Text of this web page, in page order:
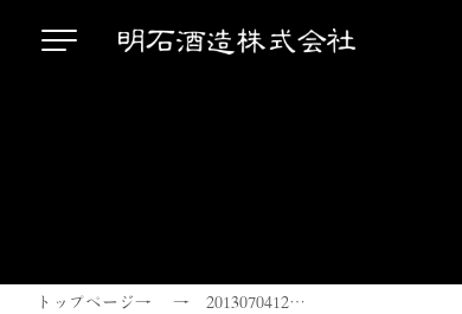
トップページ→ → 2013070412…